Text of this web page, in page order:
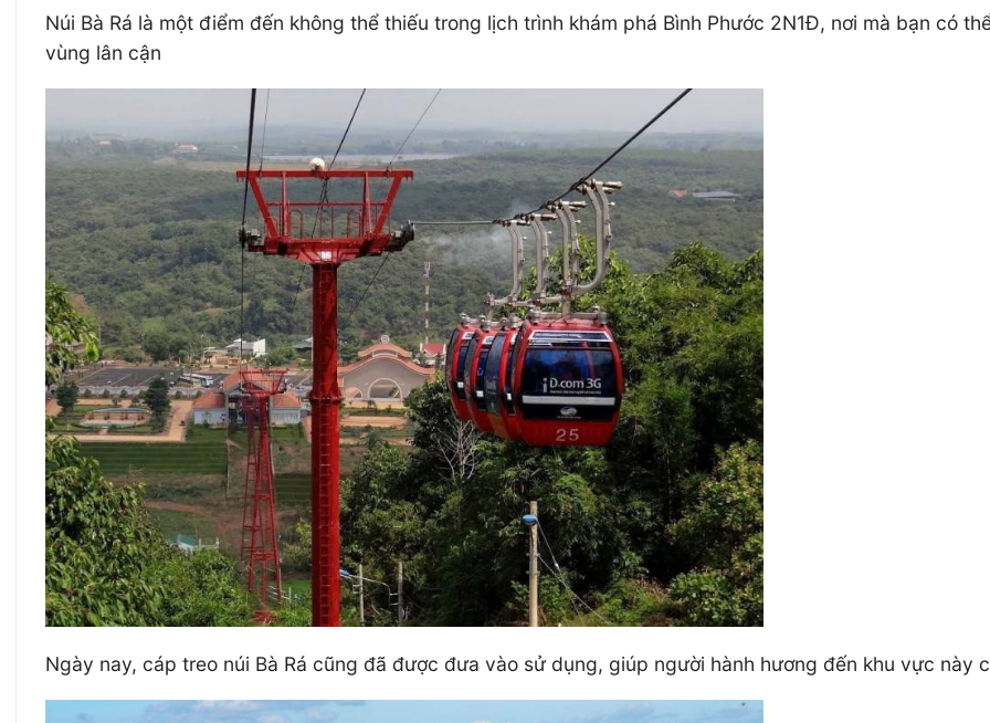
Núi Bà Rá là một điểm đến không thể thiếu trong lịch trình khám phá Bình Phước 2N1Đ, nơi mà bạn có
vùng lân cận
Ngày nay, cáp treo núi Bà Rá cũng đã được đưa vào sử dụng, giúp người hành hương đến khu vực này